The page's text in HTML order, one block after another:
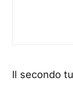
Il secondo